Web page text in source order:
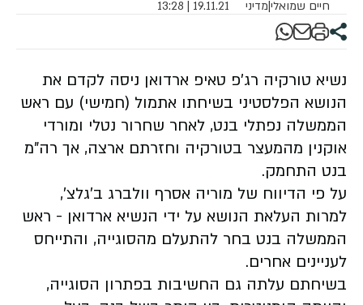
חיים שמואלי|מדיני 19.11.21 | 13:28
נשיא טורקיה רג'פ טאיפ ארדואן ניסה לקדם את
הנושא הפלסטיני בשיחתו אתמול (חמישי) עם ראש
הממשלה נפתלי בנט, לאחר שחרור נטלי ומורדי
אוקנין מהמעצר בטורקיה וחזרתם ארצה, אך רה"מ
בנט התחמק.
על פי הדיווח של מוריה אסרף וולברג ב'גלצ',
למרות העלאת הנושא על ידי הנשיא ארדואן - ראש
הממשלה בנט בחר להתעלם מהסוגייה, והתייחס
לעניינים אחרים.
‏בשיחתם עלתה גם החשיבות בפתרון הסוגייה,